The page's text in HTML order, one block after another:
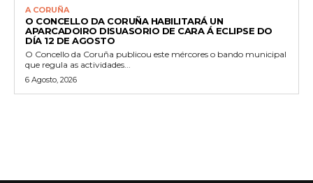
A CORUÑA
O CONCELLO DA CORUÑA HABILITARÁ UN
APARCADOIRO DISUASORIO DE CARA Á ECLIPSE DO
DÍA 12 DE AGOSTO
O Concello da Coruña publicou este mércores o bando municipal
que regula as actividades...
6 Agosto, 2026